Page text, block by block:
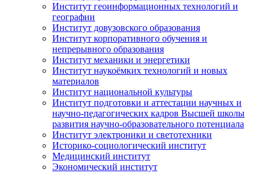
Институт геоинформационных технологий и
географии
Институт довузовского образования
Институт корпоративного обучения и
непрерывного образования
Институт механики и энергетики
Институт наукоёмких технологий и новых
материалов
Институт национальной культуры
Институт подготовки и аттестации научных и
научно-педагогических кадров Высшей школы
развития научно-образовательного потенциала
Институт электроники и светотехники
Историко-социологический институт
Медицинский институт
Экономический институт